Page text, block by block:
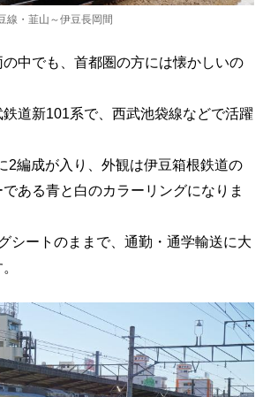
線・韮山～伊豆長岡間
中でも、首都圏の方には懐かしいの
道新101系で、西武池袋線などで活躍
2編成が入り、外観は伊豆箱根鉄道の
ある青と白のカラーリングになりま
シートのままで、通勤・通学輸送に大